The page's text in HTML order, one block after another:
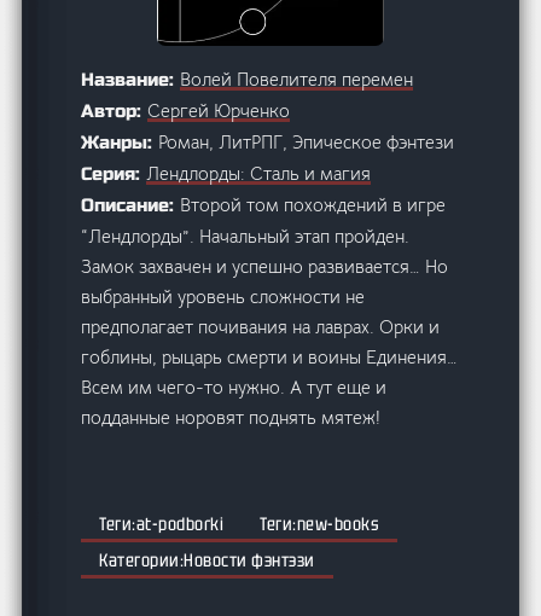
Название: Волей Повелителя перемен
Автор:Сергей Юрченко
Жанры: Роман, ЛитРПГ, Эпическое фэнтези
Серия:Лендлорды: Сталь и магия
Описание: Второй том похождений в игре
“Лендлорды”. Начальный этап пройден.
Замок захвачен и успешно развивается… Но
выбранный уровень сложности не
предполагает почивания на лаврах. Орки и
гоблины, рыцарь смерти и воины Единения…
Всем им чего-то нужно. А тут еще и
подданные норовят поднять мятеж!
at-podborki
new-books
Новости фэнтэзи